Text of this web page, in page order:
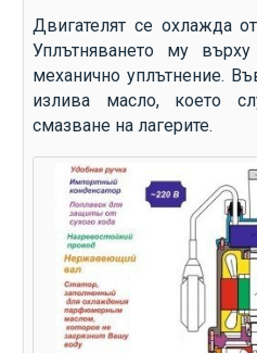
Двигателят се охлажда
Уплътняването му
механично уплътнение.
излива масло, което
смазване на лагерите.